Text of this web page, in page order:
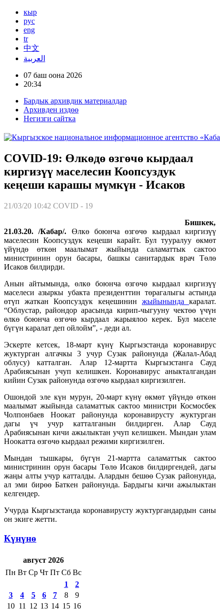
кыр
рус
eng
tr
中文
العربية
07 баш оона 2026
20:34
Бардык архивдик материалдар
Архивден издөө
Негизги сайтка
COVID-19: Өлкөдө өзгөчө кырдаал
киргизүү маселесин Коопсуздук
кеңеши карашы мүмкүн - Исаков
21/03/20 10:42 COVID - 19
Бишкек,
21.03.20. /Кабар/. Өлкө боюнча өзгөчө кырдаал киргизүү
маселесин Коопсуздук кеңеши карайт. Бул тууралуу өкмөт
үйүндө өткөн маалымат жыйында саламаттык сактоо
министринин орун басары, башкы санитардык врач Төлө
Исаков билдирди.
Анын айтымында, өлкө боюнча өзгөчө кырдаал киргизүү
маселеси азыркы убакта президенттин төрагалыгы астында
өтүп жаткан Коопсуздук кеңешинин жыйынындакаралат.
“Облустар, райондор арасында кирип-чыгууну чектөө үчүн
өлкө боюнча өзгөчө кырдаал жарыялоо керек. Бул маселе
бүгүн каралат деп ойлойм”, - деди ал.
Эскерте кетсек, 18-март күнү Кыргызстанда коронавирус
жуктурган алгачкы 3 учур Сузак районунда (Жалал-Абад
облусу) катталган. Алар 12-мартта Кыргызстанга Сауд
Арабиясынан учуп келишкен. Коронавирус аныкталгандан
кийин Сузак районунда өзгөчө кырдаал киргизилген.
Ошондой эле күн мурун, 20-март күнү өкмөт үйүндө өткөн
маалымат жыйында саламаттык сактоо министри Космосбек
Чолпонбаев Ноокат районунда коронавирусту жуктурган
дагы үч учур катталганын билдирген. Алар Сауд
Арабиясынан кичи ажылыктан учуп келишкен. Мындан улам
Ноокатта өзгөчө кырдаал режими киргизилген.
Мындан тышкары, бүгүн 21-мартта саламаттык сактоо
министринин орун басары Төлө Исаков билдиргендей, дагы
жаңы алты учур катталды. Алардын бешөө Сузак районунда,
ал эми бирөө Баткен районунда. Бардыгы кичи ажылыктан
келгендер.
Учурда Кыргызстанда коронавирусту жуктургандардын саны
он экиге жетти.
Күнүнө
август 2026
Пн Вт Ср Чт Пт Сб Вс
1
2
3
4 5 6 7 8
9
10 11 12 13 14 15 16